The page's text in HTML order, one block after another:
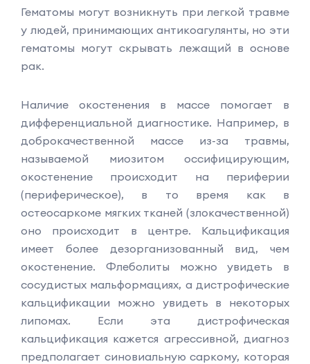
Гематомы могут возникнуть при легкой травме
у людей, принимающих антикоагулянты, но эти
гематомы могут скрывать лежащий в основе
рак.
Наличие окостенения в массе помогает в
дифференциальной диагностике. Например, в
доброкачественной массе из-за травмы,
называемой миозитом оссифицирующим,
окостенение происходит на периферии
(периферическое), в то время как в
остеосаркоме мягких тканей (злокачественной)
оно происходит в центре. Кальцификация
имеет более дезорганизованный вид, чем
окостенение. Флеболиты можно увидеть в
сосудистых мальформациях, а дистрофические
кальцификации можно увидеть в некоторых
липомах. Если эта дистрофическая
кальцификация кажется агрессивной, диагноз
предполагает синовиальную саркому, которая